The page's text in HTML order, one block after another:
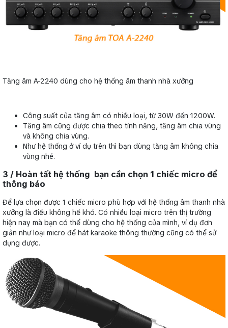
Tăng âm A-2240 dùng cho hệ thống âm thanh nhà xưởng
Công suất của tăng âm có nhiều loại, từ 30W đến 1200W.
Tăng âm cũng được chia theo tính năng, tăng âm chia vùng
và không chia vùng.
Như hệ thống ở ví dụ trên thì bạn dùng tăng âm không chia
vùng nhé.
3 / Hoàn tất hệ thống bạn cần chọn 1 chiếc micro để
thông báo
Để lựa chọn được 1 chiếc micro phù hợp với hệ thống âm thanh nhà
xưởng là điều không hề khó. Có nhiều loại micro trên thị trường
hiện nay mà bạn có thể dùng cho hệ thống của mình, ví dụ đơn
giản như loại micro để hát karaoke thông thường cũng có thể sử
dụng được.